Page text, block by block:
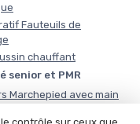
Fauteuils de
chauffant
senior et PMR
Marchepied avec main